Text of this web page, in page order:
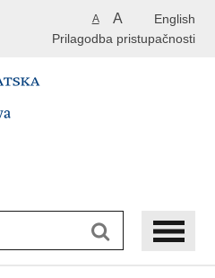
English
A A
Prilagodba pristupačnosti